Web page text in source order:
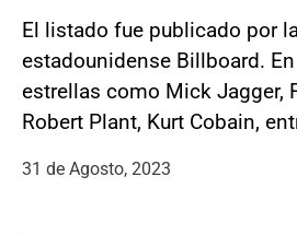
El listado fue publicado por
estadounidense Billboard.
estrellas como Mick Jagger,
Robert Plant, Kurt Cobain,
31 de Agosto, 2023